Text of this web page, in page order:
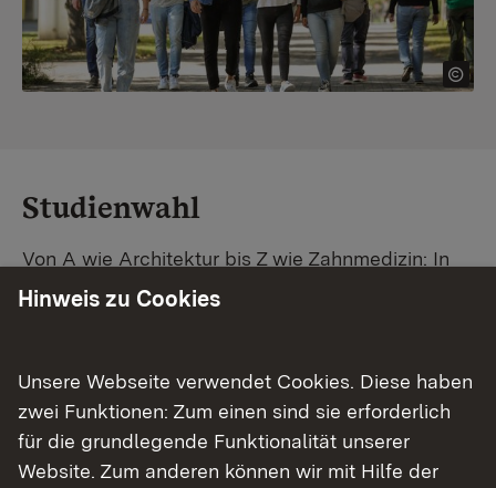
Studienwahl
Von A wie Architektur bis Z wie Zahnmedizin: In
Baden-Württemberg warten unzählige
Studiengangsuche schnell den passenden
Studienplatz. Außerdem gibt's eine Schritt-für-
Schritt-Anleitung zu deinem Traum-Studium.
Hinweis zu Cookies
Unsere Webseite verwendet Cookies. Diese haben
zwei Funktionen: Zum einen sind sie erforderlich
für die grundlegende Funktionalität unserer
Website. Zum anderen können wir mit Hilfe der